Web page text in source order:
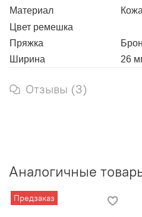
Материал
Кожа
Цвет ремешка
Пряжка
Ширина
26
Отзывы (3)
Аналогичные
Предзаказ